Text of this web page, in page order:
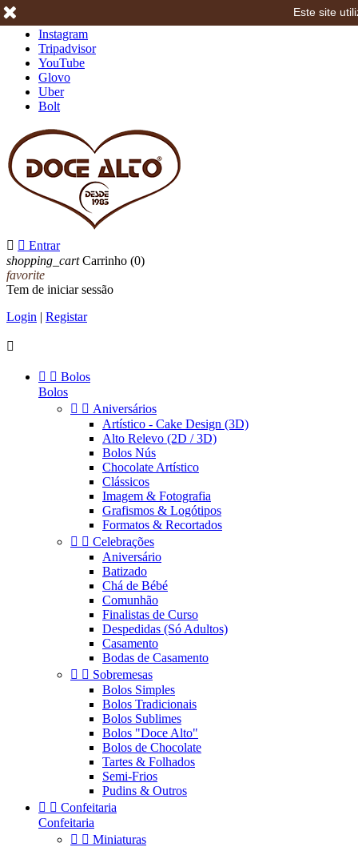
Instagram
Tripadvisor
YouTube
Glovo
Uber
Bolt
  Entrar
shopping_cart Carrinho (0)
favorite
Tem de iniciar sessão
Login | Registar

  Bolos
Bolos
  Aniversários
Artístico - Cake Design (3D)
Alto Relevo (2D / 3D)
Bolos Nús
Chocolate Artístico
Clássicos
Imagem & Fotografia
Grafismos & Logótipos
Formatos & Recortados
  Celebrações
Aniversário
Batizado
Chá de Bébé
Comunhão
Finalistas de Curso
Despedidas (Só Adultos)
Casamento
Bodas de Casamento
  Sobremesas
Bolos Simples
Bolos Tradicionais
Bolos Sublimes
Bolos "Doce Alto"
Bolos de Chocolate
Tartes & Folhados
Semi-Frios
Pudins & Outros
  Confeitaria
Confeitaria
  Miniaturas
Este site